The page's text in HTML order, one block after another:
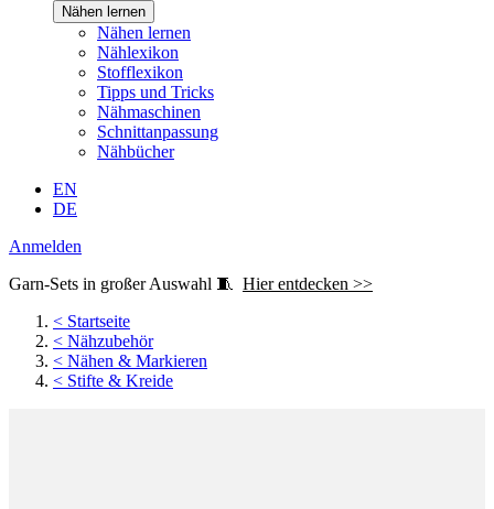
Nähen lernen
Nähen lernen
Nählexikon
Stofflexikon
Tipps und Tricks
Nähmaschinen
Schnittanpassung
Nähbücher
EN
DE
Anmelden
Garn-Sets in großer Auswahl 🧵 Hier entdecken >>
< Startseite
< Nähzubehör
< Nähen & Markieren
< Stifte & Kreide